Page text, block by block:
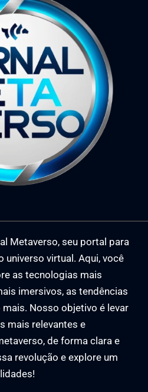
Metaverso, seu portal para
universo virtual. Aqui, você
as tecnologias mais
imersivos, as tendências
Nosso objetivo é levar
mais relevantes e
de forma clara e
revolução e explore um